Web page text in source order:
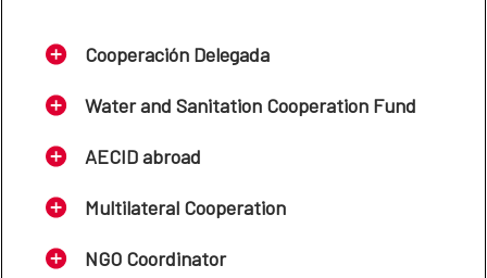
Cooperación Delegada
Water and Sanitation Cooperation Fund
AECID abroad
Multilateral Cooperation
NGO Coordinator